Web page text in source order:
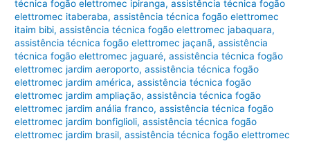
técnica fogão elettromec ipiranga,assistência técnica fogão
elettromec itaberaba,assistência técnica fogão elettromec
itaim bibi,assistência técnica fogão elettromec jabaquara,
assistência técnica fogão elettromec jaçanã,assistência
técnica fogão elettromec jaguaré,assistência técnica fogão
elettromec jardim aeroporto,assistência técnica fogão
elettromec jardim américa,assistência técnica fogão
elettromec jardim ampliação,assistência técnica fogão
elettromec jardim anália franco,assistência técnica fogão
elettromec jardim bonfiglioli,assistência técnica fogão
elettromec jardim brasil,assistência técnica fogão elettromec